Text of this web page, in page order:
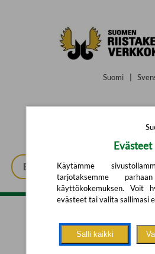
Suomi
Tarkennettu haku
Evästeet
Käytämme
tarjotaksemme
käyttökokemuksen. Voit
evästeet tai valita sallimasi
Salli kaikki